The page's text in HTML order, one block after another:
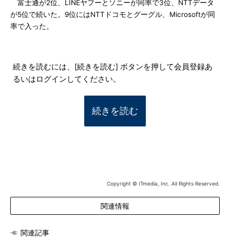
富士通が2位、LINEヤフーとソニーが同率で3位、NTTデータ
が5位で続いた。9位にはNTTドコモとグーグル、Microsoftが同
率で入った。
続きを読むには、[続きを読む] ボタンを押して会員登録あ
るいはログインしてください。
続きを読む
Copyright © ITmedia, Inc. All Rights Reserved.
関連情報
関連記事